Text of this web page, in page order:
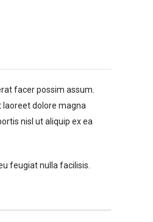
facer possim assum.
laoreet dolore magna
nisl ut aliquip ex ea
feugiat nulla facilisis.